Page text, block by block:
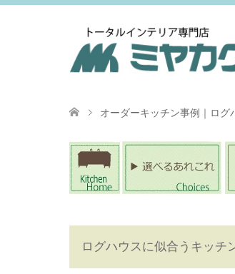
オーダーキッチン事例｜ログ
ログハウスに似合うキッチ